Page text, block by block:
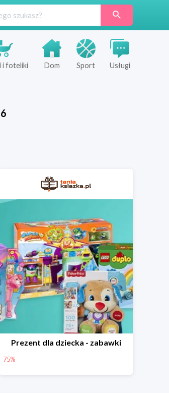
i foteliki Dom Sport Usługi
Prezent dla dziecka - zabawki
75%